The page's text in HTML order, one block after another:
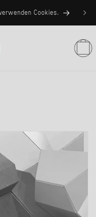
Cookies.